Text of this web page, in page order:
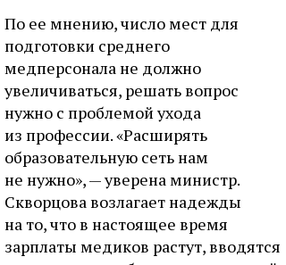
По ее мнению, число мест для
подготовки среднего
медперсонала не должно
увеличиваться, решать вопрос
нужно с проблемой ухода
из профессии. «Расширять
образовательную сеть нам
не нужно», — уверена министр.
Скворцова возлагает надежды
на то, что в настоящее время
зарплаты медиков растут, вводятся